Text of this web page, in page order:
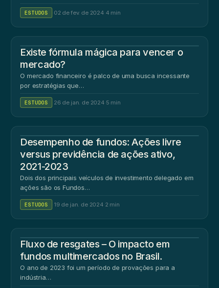
ESTUDOS 02 de fev. de 2024 4 min
Existe fórmula mágica para vencer o
mercado?
O mercado financeiro é palco de uma busca incessante
por estratégias que…
ESTUDOS 26 de jan. de 2024 5 min
Desempenho de fundos: Ações livre
versus previdência de ações ativo,
2021-2023
Dois dos principais veículos de investimento delegado em
ações são os Fundos…
ESTUDOS 19 de jan. de 2024 2 min
Fluxo de resgates – O impacto em
fundos multimercados no Brasil.
O ano de 2023 foi um período de provações para a
indústria…